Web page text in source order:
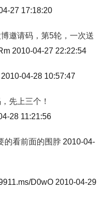
27 17:18:20
邀请码，第5轮，一次送
2010-04-27 22:22:54
2010-04-28 10:57:47
先上三个！
28 11:21:56
的看前面的围脖 2010-04-
D0wO 2010-04-29